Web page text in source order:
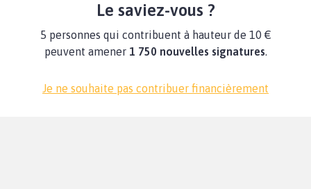
Le saviez-vous ?
5 personnes qui contribuent à hauteur de 10 €
peuvent amener 1 750 nouvelles signatures.
Je ne souhaite pas contribuer financièrement